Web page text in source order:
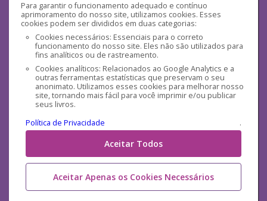
Para garantir o funcionamento adequado e contínuo
aprimoramento do nosso site, utilizamos cookies. Esses
cookies podem ser divididos em duas categorias:
Cookies necessários: Essenciais para o correto
funcionamento do nosso site. Eles não são utilizados para
fins analíticos ou de rastreamento.
Cookies analíticos: Relacionados ao Google Analytics e a
outras ferramentas estatísticas que preservam o seu
anonimato. Utilizamos esses cookies para melhorar nosso
site, tornando mais fácil para você imprimir e/ou publicar
seus livros.
Política de Privacidade
.
Aceitar Todos
Aceitar Apenas os Cookies Necessários
Segurança
Mídias Sociais